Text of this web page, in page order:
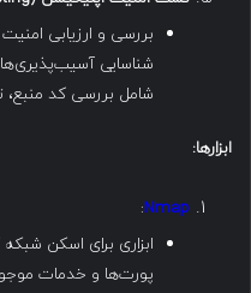
بررسی و ارزیابی امنیت
شناسایی
شامل بررسی کد منبع،
ابزارها:
Nmap
:
ابزاری برای اسکن
پورت‌ها و خدمات